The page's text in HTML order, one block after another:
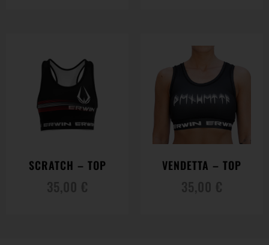
SCRATCH – TOP VENDETTA – TOP